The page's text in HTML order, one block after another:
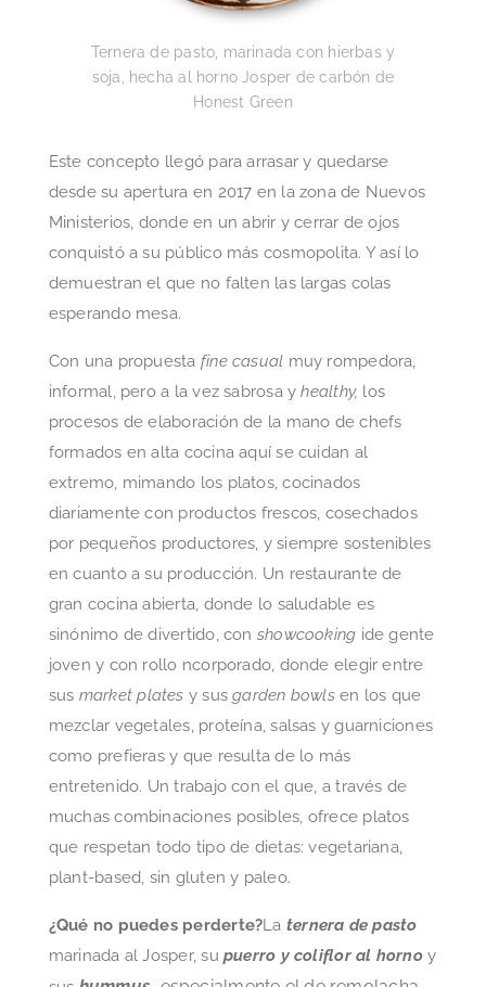
Ternera de pasto, marinada con hierbas y
soja, hecha al horno Josper de carbón de
Honest Green
Este concepto llegó para arrasar y quedarse
desde su apertura en 2017 en la zona de Nuevos
Ministerios, donde en un abrir y cerrar de ojos
conquistó a su público más cosmopolita. Y así lo
demuestran el que no falten las largas colas
esperando mesa.
Con una propuesta fine casual muy rompedora,
informal, pero a la vez sabrosa yhealthy, los
procesos de elaboración de la mano de chefs
formados en alta cocina aquí se cuidan al
extremo, mimando los platos, cocinados
diariamente con productos frescos, cosechados
por pequeños productores, y siempre sostenibles
en cuanto a su producción. Un restaurante de
gran cocina abierta, donde lo saludable es
sinónimo de divertido, con showcooking ide gente
joven y con rollo ncorporado, donde elegir entre
sus market plates y susgarden bowlsen los que
mezclar vegetales, proteína, salsas y guarniciones
como prefieras y que resulta de lo más
entretenido. Un trabajo con el que, a través de
muchas combinaciones posibles, ofrece platos
que respetan todo tipo de dietas: vegetariana,
plant-based, sin gluten y paleo.
¿Qué no puedes perderte?La ternera de pasto
marinada al Josper, su puerro y coliflor al hornoy